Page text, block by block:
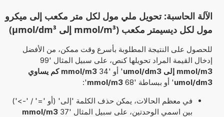
الآلة الحاسبة: تحويل ملي مول لكل متر مكعب إلى ميكرو
مول لكل ديسيمتر مكعب (mmol/m³ إلى µmol/dm³)
للحصول على النتيجة المطلوبة بأسرع وقت ممكن، من الأفضل
إدخال القيمة المراد تحويلها كنص، على سبيل المثال '99
mmol/m3 إلى umol/dm3
' أو '34
mmol/m3 كم يساوي
umol/dm3' أو ببساطة '68 mmol/m3
':
في معظم الحالات، يمكن حذف الكلمة 'إلى' (أو '=' / '->')
بين اسمي الوحدتين، على سبيل المثال '37
mmol/m3